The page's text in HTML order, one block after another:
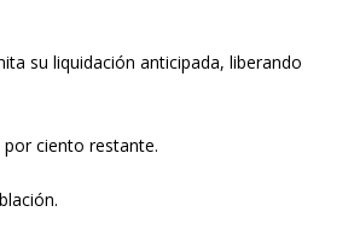
su liquidación anticipada, liberando
ciento restante.